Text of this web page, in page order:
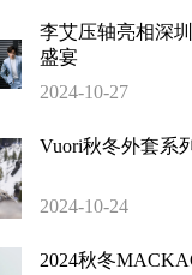
李艾压轴亮相深
盛宴
2024-10-27
Vuori秋冬外套系
2024-10-24
2024秋冬